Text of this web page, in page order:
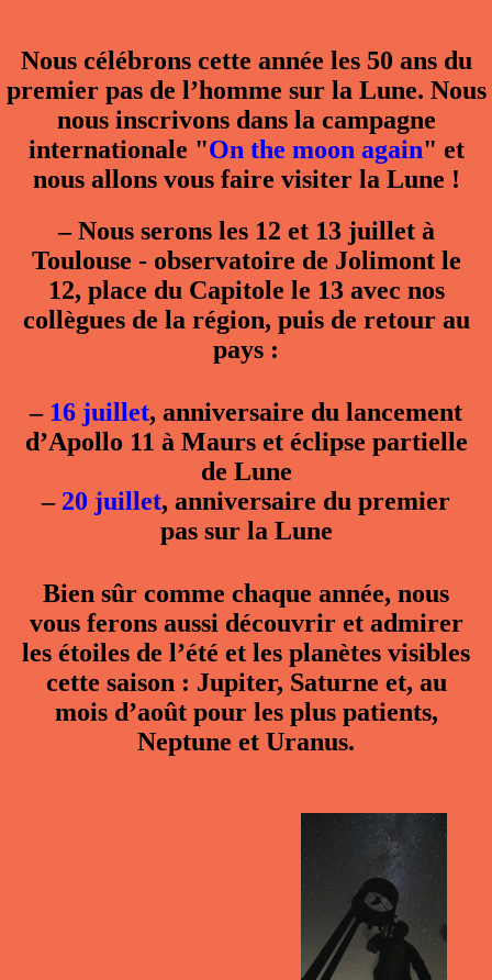
Nous célébrons cette année les 50 ans du
premier pas de l’homme sur la Lune. Nous
nous inscrivons dans la campagne
internationale "On the moon again" et
nous allons vous faire visiter la Lune !
–Nous serons les 12 et 13 juillet à
Toulouse - observatoire de Jolimont le
12, place du Capitole le 13 avec nos
collègues de la région, puis de retour au
pays :
– 16 juillet, anniversaire du lancement
d’Apollo 11 à Maurs et éclipse partielle
de Lune
– 20 juillet, anniversaire du premier
pas sur la Lune
Bien sûr comme chaque année, nous
vous ferons aussi découvrir et admirer
les étoiles de l’été et les planètes visibles
cette saison : Jupiter, Saturne et, au
mois d’août pour les plus patients,
Neptune et Uranus.